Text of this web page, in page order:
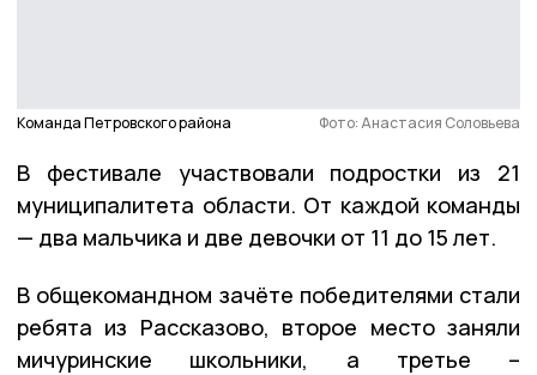
Команда Петровского района Фото: Анастасия Соловьева
В фестивале участвовали подростки из 21
муниципалитета области. От каждой команды
— два мальчика и две девочки от 11 до 15 лет.
В общекомандном зачёте победителями стали
ребята из Рассказово, второе место заняли
мичуринские школьники, а третье –